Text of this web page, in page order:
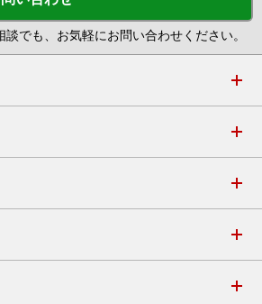
でも、お気軽にお問い合わせください。